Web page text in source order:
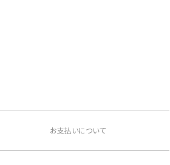
お支払いについて